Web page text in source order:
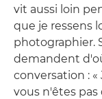
vit aussi loin
que je ressens
photographier.
demandent
conversation : «
vous n'êtes pas